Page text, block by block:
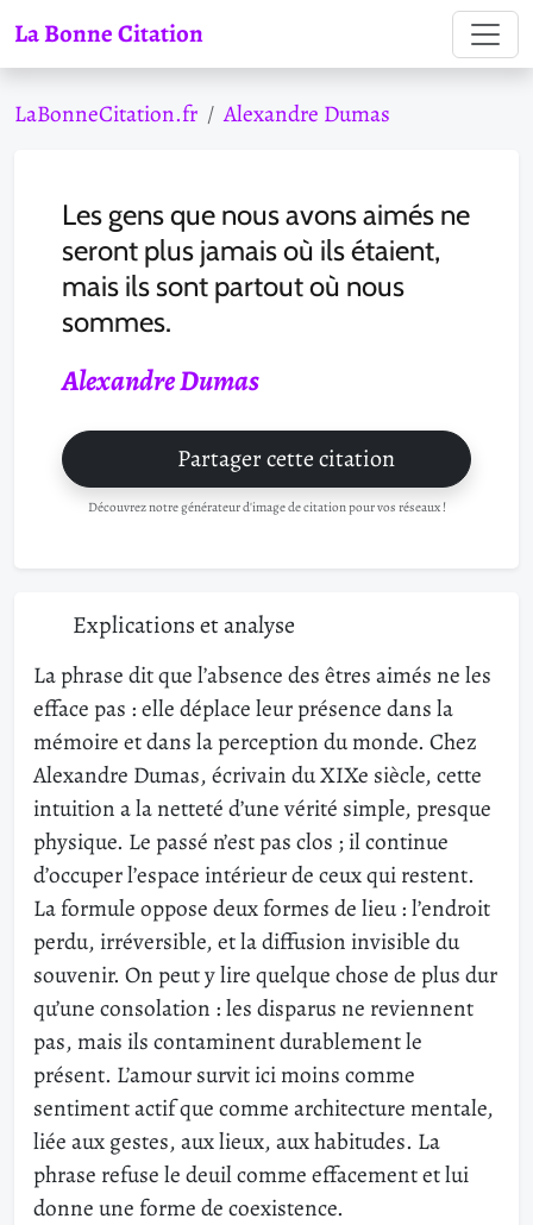
La Bonne Citation
LaBonneCitation.fr Alexandre Dumas
Les gens que nous avons aimés ne
seront plus jamais où ils étaient,
mais ils sont partout où nous
sommes.
Alexandre Dumas
Partager cette citation
Découvrez notre générateur d'image de citation pour vos réseaux !
Explications et analyse
La phrase dit que l’absence des êtres aimés ne les
efface pas : elle déplace leur présence dans la
mémoire et dans la perception du monde. Chez
Alexandre Dumas, écrivain du XIXe siècle, cette
intuition a la netteté d’une vérité simple, presque
physique. Le passé n’est pas clos ; il continue
d’occuper l’espace intérieur de ceux qui restent.
La formule oppose deux formes de lieu : l’endroit
perdu, irréversible, et la diffusion invisible du
souvenir. On peut y lire quelque chose de plus dur
qu’une consolation : les disparus ne reviennent
pas, mais ils contaminent durablement le
présent. L’amour survit ici moins comme
sentiment actif que comme architecture mentale,
liée aux gestes, aux lieux, aux habitudes. La
phrase refuse le deuil comme effacement et lui
donne une forme de coexistence.